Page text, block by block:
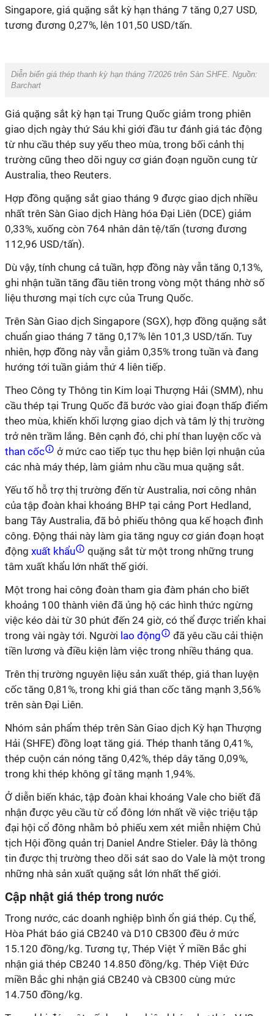
Singapore, giá quặng sắt kỳ hạn tháng 7 tăng 0,27 USD,
tương đương 0,27%, lên 101,50 USD/tấn.
Diễn biến giá thép thanh kỳ hạn tháng 7/2026 trên Sàn SHFE. Nguồn:
Barchart
Giá quặng sắt kỳ hạn tại Trung Quốc giảm trong phiên
giao dịch ngày thứ Sáu khi giới đầu tư đánh giá tác động
từ nhu cầu thép suy yếu theo mùa, trong bối cảnh thị
trường cũng theo dõi nguy cơ gián đoạn nguồn cung từ
Australia, theo Reuters.
Hợp đồng quặng sắt giao tháng 9 được giao dịch nhiều
nhất trên Sàn Giao dịch Hàng hóa Đại Liên (DCE) giảm
0,33%, xuống còn 764 nhân dân tệ/tấn (tương đương
112,96 USD/tấn).
Dù vậy, tính chung cả tuần, hợp đồng này vẫn tăng 0,13%,
ghi nhận tuần tăng đầu tiên trong vòng một tháng nhờ số
liệu thương mại tích cực của Trung Quốc.
Trên Sàn Giao dịch Singapore (SGX), hợp đồng quặng sắt
chuẩn giao tháng 7 tăng 0,17% lên 101,3 USD/tấn. Tuy
nhiên, hợp đồng này vẫn giảm 0,35% trong tuần và đang
hướng tới tuần giảm thứ 4 liên tiếp.
Theo Công ty Thông tin Kim loại Thượng Hải (SMM), nhu
cầu thép tại Trung Quốc đã bước vào giai đoạn thấp điểm
theo mùa, khiến khối lượng giao dịch và tâm lý thị trường
trở nên trầm lắng. Bên cạnh đó, chi phí than luyện cốc và
than cốc
ở mức cao tiếp tục thu hẹp biên lợi nhuận của
các nhà máy thép, làm giảm nhu cầu mua quặng sắt.
Yếu tố hỗ trợ thị trường đến từ Australia, nơi công nhân
của tập đoàn khai khoáng BHP tại cảng Port Hedland,
bang Tây Australia, đã bỏ phiếu thông qua kế hoạch đình
công. Động thái này làm gia tăng nguy cơ gián đoạn hoạt
động xuất khẩu
quặng sắt từ một trong những trung
tâm xuất khẩu lớn nhất thế giới.
Một trong hai công đoàn tham gia đàm phán cho biết
khoảng 100 thành viên đã ủng hộ các hình thức ngừng
việc kéo dài từ 30 phút đến 24 giờ, có thể được triển khai
trong vài ngày tới. Người lao động
đã yêu cầu cải thiện
tiền lương và điều kiện làm việc trong nhiều tháng qua.
Trên thị trường nguyên liệu sản xuất thép, giá than luyện
cốc tăng 0,81%, trong khi giá than cốc tăng mạnh 3,56%
trên sàn Đại Liên.
Nhóm sản phẩm thép trên Sàn Giao dịch Kỳ hạn Thượng
Hải (SHFE) đồng loạt tăng giá. Thép thanh tăng 0,41%,
thép cuộn cán nóng tăng 0,42%, thép dây tăng 0,09%,
trong khi thép không gỉ tăng mạnh 1,94%.
Ở diễn biến khác, tập đoàn khai khoáng Vale cho biết đã
nhận được yêu cầu từ cổ đông lớn nhất về việc triệu tập
đại hội cổ đông nhằm bỏ phiếu xem xét miễn nhiệm Chủ
tịch Hội đồng quản trị Daniel Andre Stieler. Đây là thông
tin được thị trường theo dõi sát sao do Vale là một trong
những nhà sản xuất quặng sắt lớn nhất thế giới.
Cập nhật giá thép trong nước
Trong nước, các doanh nghiệp bình ổn giá thép. Cụ thể,
Hòa Phát báo giá CB240 và D10 CB300 đều ở mức
15.120 đồng/kg. Tương tự, Thép Việt Ý miền Bắc ghi
nhận giá thép CB240 14.850 đồng/kg. Thép Việt Đức
miền Bắc ghi nhận giá CB240 và CB300 cùng mức
14.750 đồng/kg.